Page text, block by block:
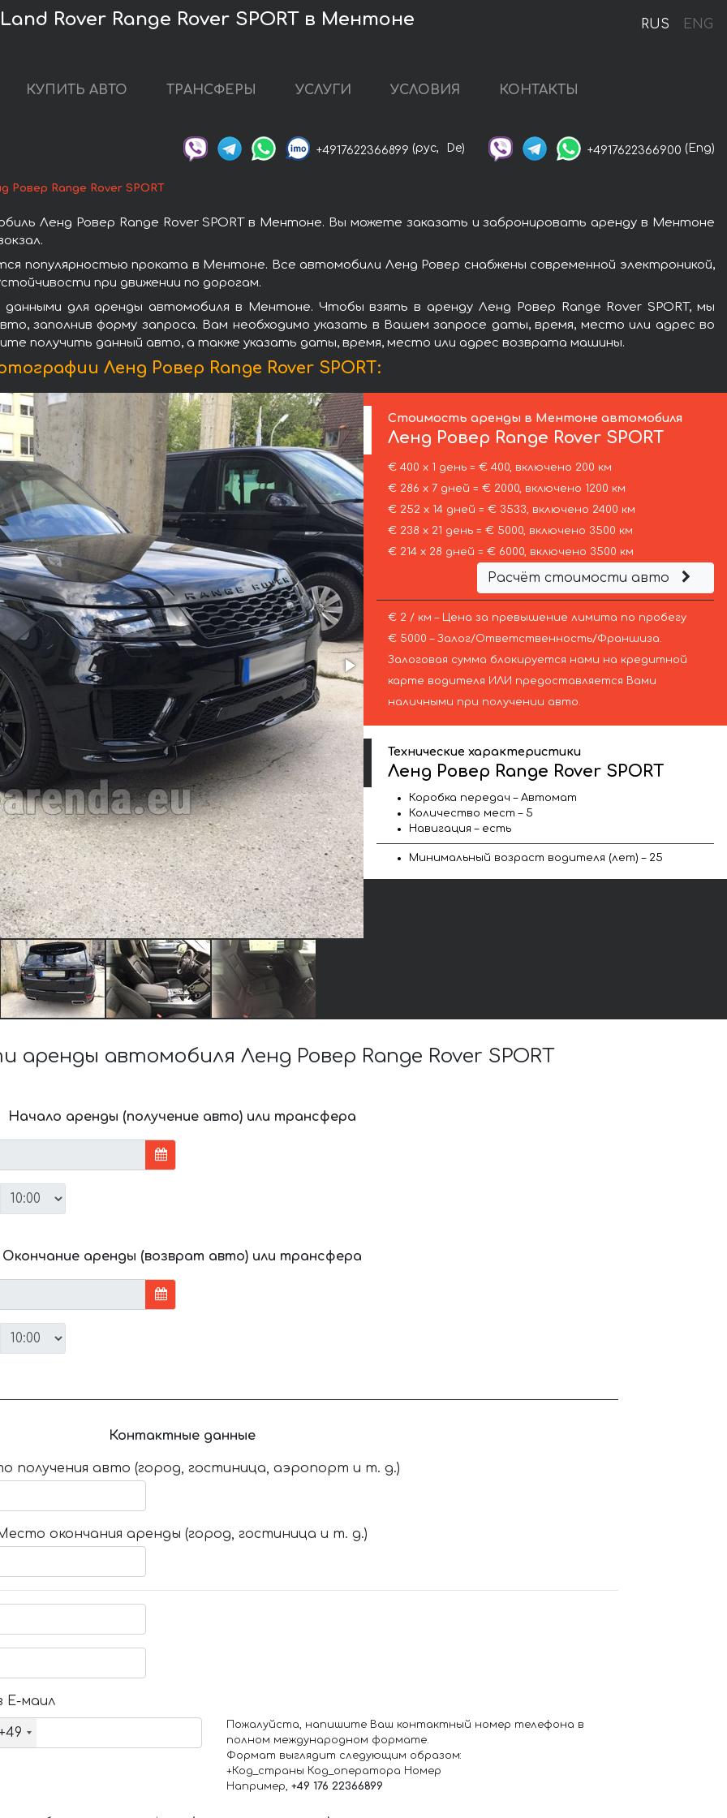
RUS ENG
Rover Range Rover SPORT в Ментоне
КУПИТЬ АВТО ТРАНСФЕРЫ УСЛУГИ УСЛОВИЯ КОНТАКТЫ
+4917622366899 (рус, De) +4917622366900 (Eng)
Ровер Range Rover SPORT
Ленд Ровер Range Rover SPORT в Ментоне. Вы можете заказать и забронировать аренду в Ментоне
популярностью проката в Ментоне. Все автомобили Ленд Ровер снабжены современной электроникой,
при движении по дорогам.
для аренды автомобиля в Ментоне. Чтобы взять в аренду Ленд Ровер Range Rover SPORT, мы
заполнив форму запроса. Вам необходимо указать в Вашем запросе даты, время, место или адрес во
получить данный авто, а также указать даты, время, место или адрес возврата машины.
Ленд Ровер Range Rover SPORT:
Стоимость аренды в Ментоне автомобиля
Ленд Ровер Range Rover SPORT
€ 400 х 1 день = € 400, включено 200 км
€ 286 х 7 дней = € 2000, включено 1200 км
€ 252 х 14 дней = € 3533, включено 2400 км
€ 238 х 21 день = € 5000, включено 3500 км
€ 214 х 28 дней = € 6000, включено 3500 км
Расчёт стоимости авто
€ 2 / км – Цена за превышение лимита по пробегу
€ 5000 – Залог/Ответственность/Франшиза.
Залоговая сумма блокируется нами на кредитной
карте водителя ИЛИ предоставляется Вами
наличными при получении авто.
Технические характеристики
Ленд Ровер Range Rover SPORT
Коробка передач – Автомат
Количество мест – 5
Навигация – есть
Минимальный возраст водителя (лет) – 25
автомобиля Ленд Ровер Range Rover SPORT
Начало аренды (получение авто) или трансфера
Окончание аренды (возврат авто) или трансфера
Контактные данные
получения авто (город, гостиница, аэропорт и т. д.)
окончания аренды (город, гостиница и т. д.)
Е-маил
Пожалуйста, напишите Ваш контактный номер телефона в
полном международном формате.
Формат выглядит следующим образом:
+Код_страны Код_оператора Номер
Например, +49 176 22366899